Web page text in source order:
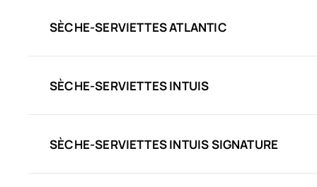
SÈCHE-SERVIETTES ATLANTIC
SÈCHE-SERVIETTES INTUIS
SÈCHE-SERVIETTES INTUIS SIGNATURE